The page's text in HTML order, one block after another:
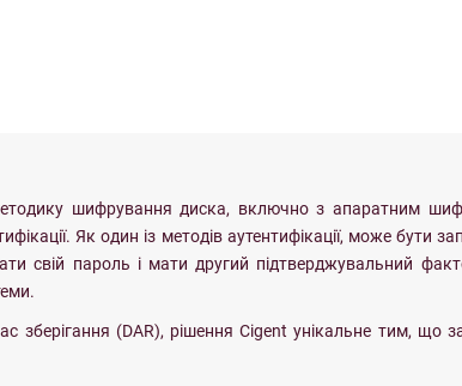
шифрування диска, включно з апаратним
Як один із методів аутентифікації, може бути
свій пароль і мати другий підтверджувальний
зберігання (DAR), рішення Cigent унікальне тим, що